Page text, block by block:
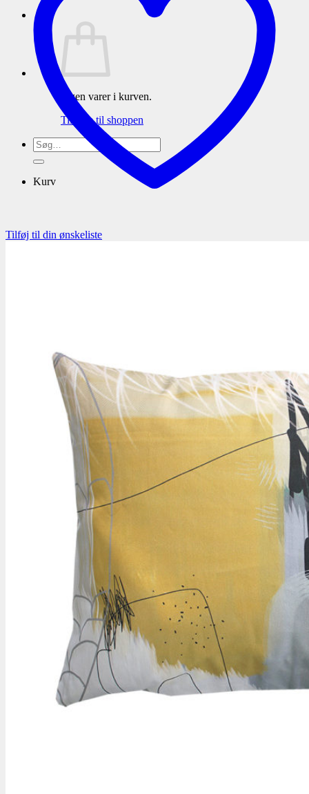
Ingen varer i kurven.
Tilbage til shoppen
Søg
efter:
Kurv
Tilføj til din ønskeliste